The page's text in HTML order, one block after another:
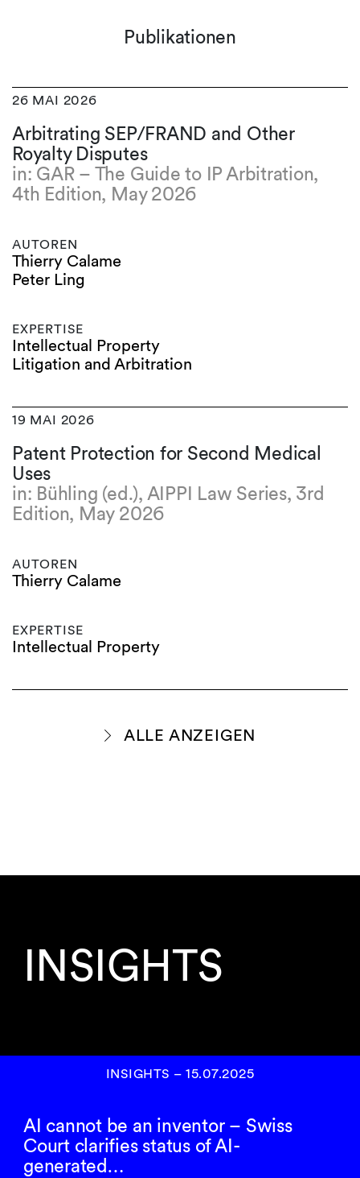
Publikationen
26 MAI 2026
Arbitrating SEP/FRAND and Other
Royalty Disputes
in: GAR – The Guide to IP Arbitration,
4th Edition, May 2026
AUTOREN
Thierry Calame
Peter Ling
EXPERTISE
Intellectual Property
Litigation and Arbitration
19 MAI 2026
Patent Protection for Second Medical
Uses
in: Bühling (ed.), AIPPI Law Series, 3rd
Edition, May 2026
AUTOREN
Thierry Calame
EXPERTISE
Intellectual Property
ALLE ANZEIGEN
INSIGHTS
INSIGHTS – 15.07.2025
AI cannot be an inventor – Swiss
Court clarifies status of AI-
generated…